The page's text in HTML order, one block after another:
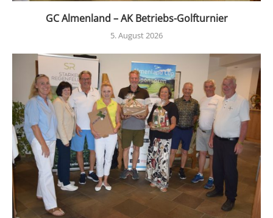
GC Almenland – AK Betriebs-Golfturnier
5. August 2026